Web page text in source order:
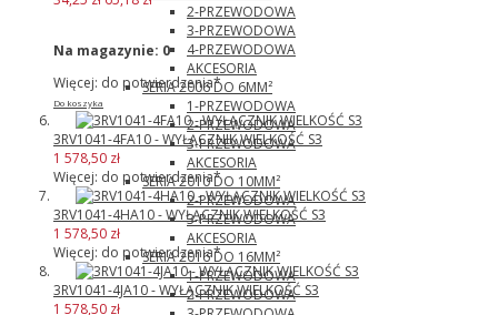
2-PRZEWODOWA
3-PRZEWODOWA
4-PRZEWODOWA
AKCESORIA
SERIA 2006 DO 6MM²
1-PRZEWODOWA
2-PRZEWODOWA
3-PRZEWODOWA
AKCESORIA
SERIA 2010 DO 10MM²
2-PRZEWODOWA
3-PRZEWODOWA
AKCESORIA
SERIA 2016 DO 16MM²
1-PRZEWODOWA
2-PRZEWODOWA
Na magazynie: 0
Więcej: do potwierdzenia*
Do koszyka
3RV1041-4FA10 - WYŁĄCZNIK WIELKOŚĆ S3
1 578,50 zł
Więcej: do potwierdzenia*
3RV1041-4HA10 - WYŁĄCZNIK WIELKOŚĆ S3
1 578,50 zł
Więcej: do potwierdzenia*
3RV1041-4JA10 - WYŁĄCZNIK WIELKOŚĆ S3
1 578,50 zł